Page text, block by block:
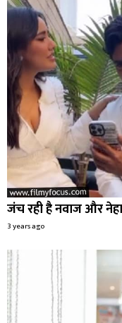
जंच रही है नवाज और नेहा
3 years ago